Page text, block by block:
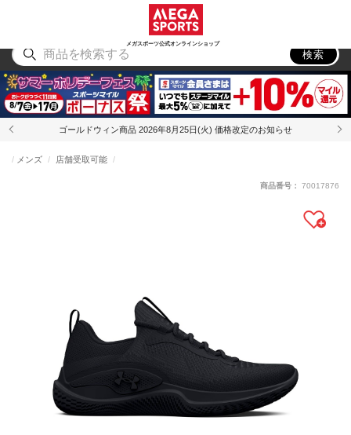
メガスポーツ公式オンラインショップ
アウトドア
検索
ゴールドウィン商品 2026年8月25日(火) 価格改定のお知らせ
メンズ 店舗受取可能
商品番号： 70017876